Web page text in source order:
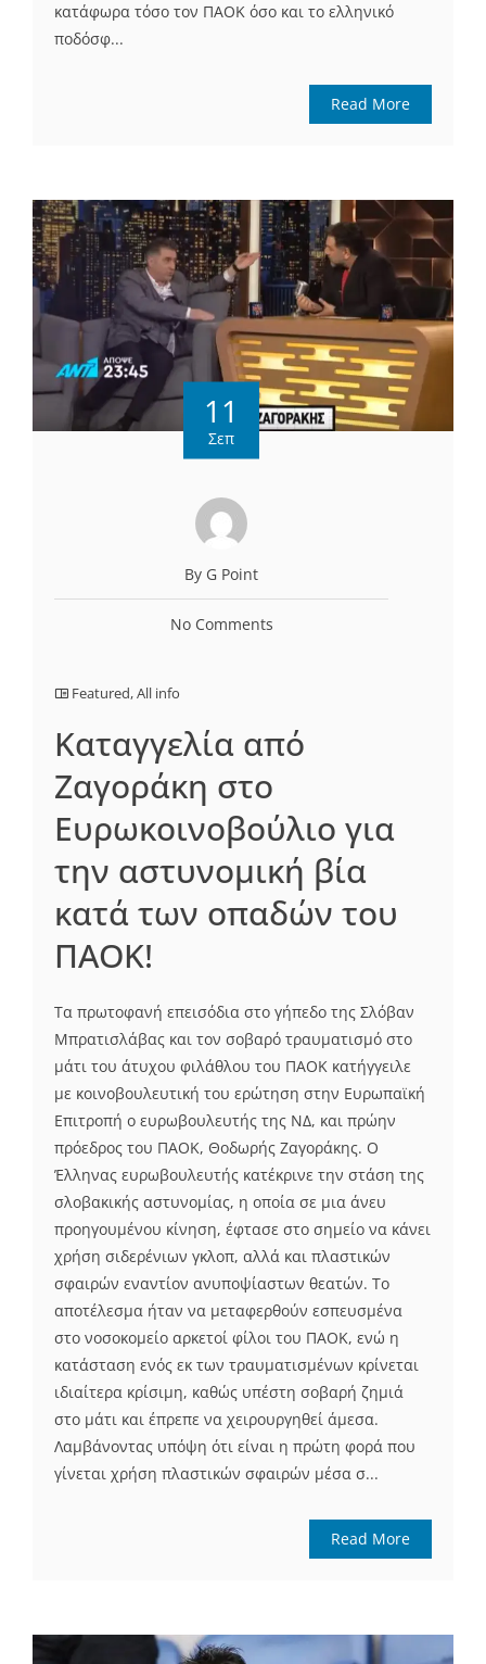
κατάφωρα τόσο τον ΠΑΟΚ όσο και το ελληνικό
ποδόσφ...
Read More
11
Σεπ
By G Point
No Comments
Featured,All info
Καταγγελία από
Ζαγοράκη στο
Ευρωκοινοβούλιο για
την αστυνομική βία
κατά των οπαδών του
ΠΑΟΚ!
Τα πρωτοφανή επεισόδια στο γήπεδο της Σλόβαν
Μπρατισλάβας και τον σοβαρό τραυματισμό στο
μάτι του άτυχου φιλάθλου του ΠΑΟΚ κατήγγειλε
με κοινοβουλευτική του ερώτηση στην Ευρωπαϊκή
Επιτροπή ο ευρωβουλευτής της ΝΔ, και πρώην
πρόεδρος του ΠΑΟΚ, Θοδωρής Ζαγοράκης. Ο
Έλληνας ευρωβουλευτής κατέκρινε την στάση της
σλοβακικής αστυνομίας, η οποία σε μια άνευ
προηγουμένου κίνηση, έφτασε στο σημείο να κάνει
χρήση σιδερένιων γκλοπ, αλλά και πλαστικών
σφαιρών εναντίον ανυποψίαστων θεατών. Το
αποτέλεσμα ήταν να μεταφερθούν εσπευσμένα
στο νοσοκομείο αρκετοί φίλοι του ΠΑΟΚ, ενώ η
κατάσταση ενός εκ των τραυματισμένων κρίνεται
ιδιαίτερα κρίσιμη, καθώς υπέστη σοβαρή ζημιά
στο μάτι και έπρεπε να χειρουργηθεί άμεσα.
Λαμβάνοντας υπόψη ότι είναι η πρώτη φορά που
γίνεται χρήση πλαστικών σφαιρών μέσα σ...
Read More